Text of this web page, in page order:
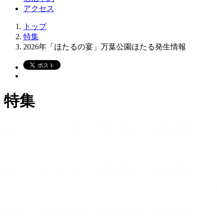
アクセス
トップ
特集
2026年「ほたるの宴」万葉公園ほたる発生情報
特集